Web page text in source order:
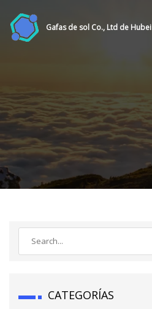
Gafas de sol Co., Ltd de Hubei
CATEGORÍAS